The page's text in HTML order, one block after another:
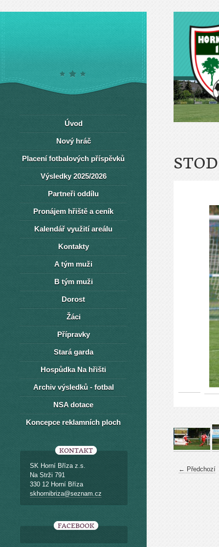
← Předchozí
Úvod
Nový hráč
Placení fotbalových příspěvků
Výsledky 2025/2026
Partneři oddílu
Pronájem hřiště a ceník
Kalendář využití areálu
Kontakty
A tým muži
B tým muži
Dorost
Žáci
Přípravky
Stará garda
Hospůdka Na hřišti
Archiv výsledků - fotbal
NSA dotace
Koncepce reklamních ploch
KONTAKT
SK Horní Bříza z.s.
Na Strži 791
330 12 Horní Bříza
skhornibriza@seznam.cz
FACEBOOK